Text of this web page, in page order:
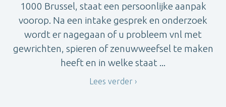
1000 Brussel, staat een persoonlijke aanpak
voorop. Na een intake gesprek en onderzoek
wordt er nagegaan of u probleem vnl met
gewrichten, spieren of zenuwweefsel te maken
heeft en in welke staat ...
Lees verder